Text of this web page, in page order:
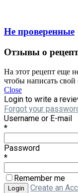
Не проверенные
Отзывы о
На этот рецепт еще
чтобы написать свой
Close
Login to write a
Forgot your
Username or E-mail
*
Password
*
Remember me
Create an